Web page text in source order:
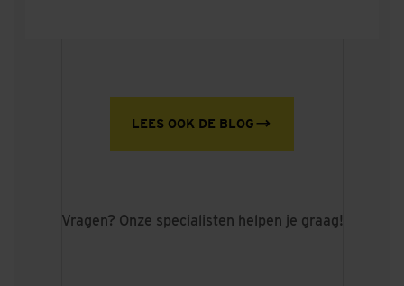
LEES OOK DE BLOG
Vragen? Onze specialisten helpen je graag!